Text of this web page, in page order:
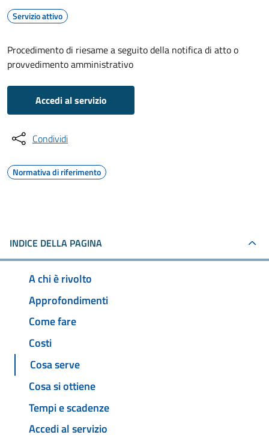
Servizio attivo
Procedimento di riesame a seguito della notifica di atto o
provvedimento amministrativo
Accedi al servizio
Condividi
Normativa di riferimento
INDICE DELLA PAGINA
A chi è rivolto
Approfondimenti
Come fare
Costi
Cosa serve
Cosa si ottiene
Tempi e scadenze
Accedi al servizio